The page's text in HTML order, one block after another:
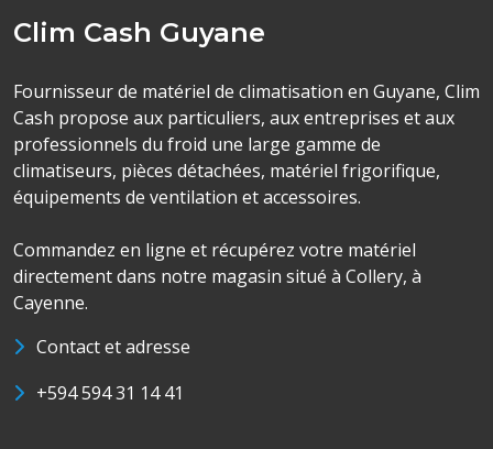
Clim Cash Guyane
Fournisseur de matériel de climatisation en Guyane, Clim
Cash propose aux particuliers, aux entreprises et aux
professionnels du froid une large gamme de
climatiseurs, pièces détachées, matériel frigorifique,
équipements de ventilation et accessoires.
Commandez en ligne et récupérez votre matériel
directement dans notre magasin situé à Collery, à
Cayenne.
Contact et adresse
+594 594 31 14 41